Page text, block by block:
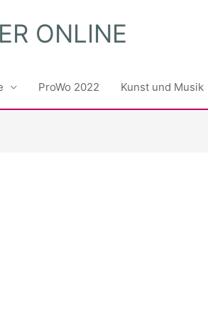
ONLINE
ProWo 2022 Kunst und Musik